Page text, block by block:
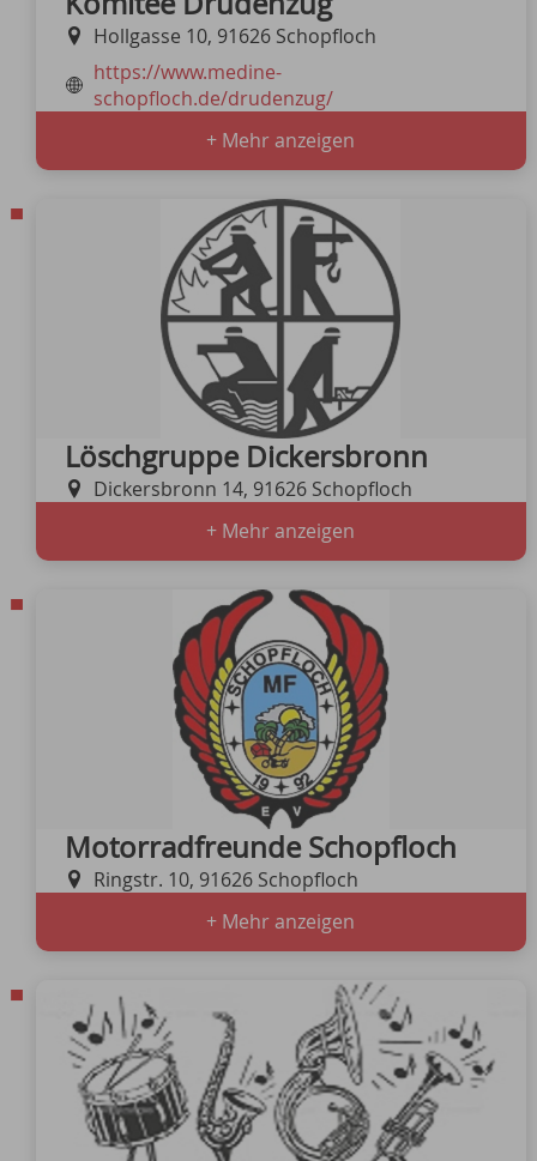
Hollgasse 10, 91626 Schopfloch
https://www.medine-
schopfloch.de/drudenzug/
+ Mehr anzeigen
Löschgruppe Dickersbronn
Dickersbronn 14, 91626 Schopfloch
+ Mehr anzeigen
Motorradfreunde Schopfloch
Ringstr. 10, 91626 Schopfloch
+ Mehr anzeigen